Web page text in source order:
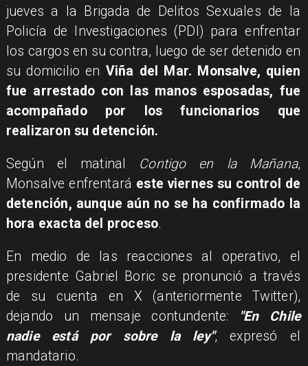
jueves a la Brigada de Delitos Sexuales de la
Policía de Investigaciones (PDI) para enfrentar
los cargos en su contra, luego de ser detenido en
su domicilio en Viña del Mar. Monsalve, quien
fue arrestado con las manos esposadas, fue
acompañado por los funcionarios que
realizaron su detención.
Según el matinal Contigo en la Mañana,
Monsalve enfrentará este viernes su control de
detención, aunque aún no se ha confirmado la
hora exacta del proceso.
En medio de las reacciones al operativo, el
presidente Gabriel Boric se pronunció a través
de su cuenta en X (anteriormente Twitter),
dejando un mensaje contundente:
"En Chile
nadie está por sobre la ley", expresó el
mandatario.